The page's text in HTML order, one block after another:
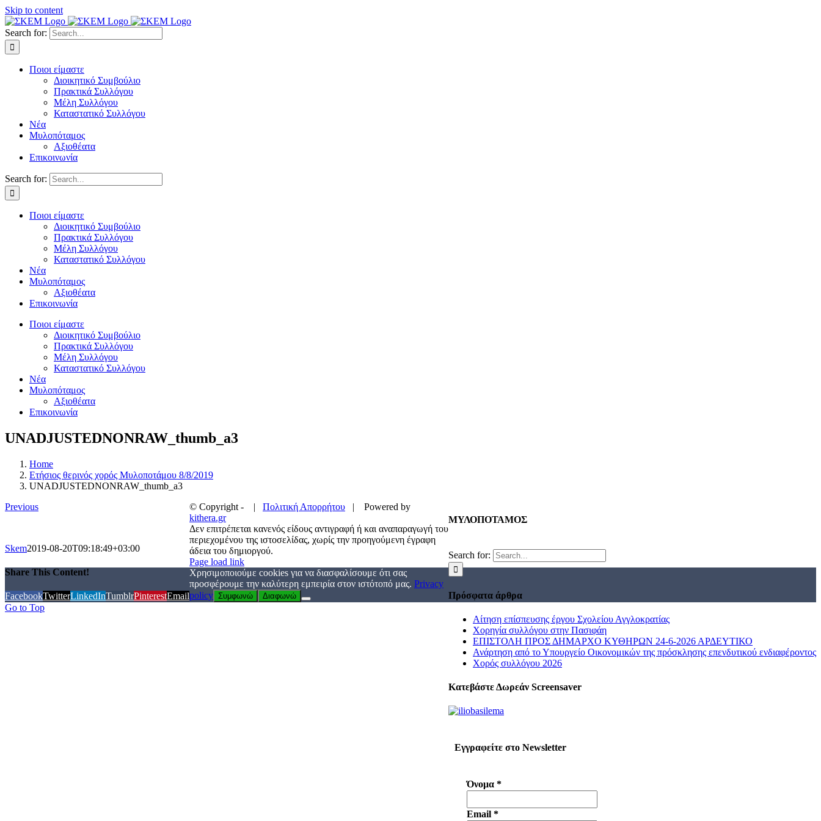
Skip to content
Search for:
Ποιοι είμαστε
Διοικητικό Συμβούλιο
Πρακτικά Συλλόγου
Μέλη Συλλόγου
Καταστατικό Συλλόγου
Νέα
Μυλοπόταμος
Αξιοθέατα
Επικοινωνία
Search for:
Ποιοι είμαστε
Διοικητικό Συμβούλιο
Πρακτικά Συλλόγου
Μέλη Συλλόγου
Καταστατικό Συλλόγου
Νέα
Μυλοπόταμος
Αξιοθέατα
Επικοινωνία
Ποιοι είμαστε
Διοικητικό Συμβούλιο
Πρακτικά Συλλόγου
Μέλη Συλλόγου
Καταστατικό Συλλόγου
Νέα
Μυλοπόταμος
Αξιοθέατα
Επικοινωνία
UNADJUSTEDNONRAW_thumb_a3
Home
Ετήσιος θερινός χορός Μυλοποτάμου 8/8/2019
UNADJUSTEDNONRAW_thumb_a3
Previous
Skem2019-08-20T09:18:49+03:00
Share This Content!
FacebookTwitterLinkedInTumblrPinterestEmail
ΜΥΛΟΠΟΤΑΜΟΣ
Search for:
Πρόσφατα άρθρα
Αίτηση επίσπευσης έργου Σχολείου Αγγλοκρατίας
Χορηγία συλλόγου στην Πασιφάη
ΕΠΙΣΤΟΛΗ ΠΡΟΣ ΔΗΜΑΡΧΟ ΚΥΘΗΡΩΝ 24-6-2026 ΑΡΔΕΥΤΙΚΟ
Ανάρτηση από το Υπουργείο Οικονομικών της πρόσκλησης επενδυτικού ενδιαφέροντος
Χορός συλλόγου 2026
Κατεβάστε Δωρεάν Screensaver
Εγγραφείτε στο Newsletter
Όνομα *
Email *
© Copyright - | Πολιτική Απορρήτου | Powered by
kithera.gr
Δεν επιτρέπεται κανενός είδους αντιγραφή ή και αναπαραγωγή του
περιεχομένου της ιστοσελίδας, χωρίς την προηγούμενη έγραφη
άδεια του δημιοργού.
Page load link
Χρησιμοποιούμε cookies για να διασφαλίσουμε ότι σας
προσφέρουμε την καλύτερη εμπειρία στον ιστότοπό μας. Privacy
policy Συμφωνώ Διαφωνώ
Go to Top